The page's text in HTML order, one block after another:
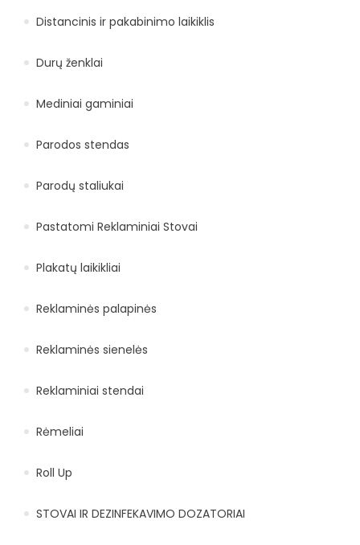
Distancinis ir pakabinimo laikiklis
Durų ženklai
Mediniai gaminiai
Parodos stendas
Parodų staliukai
Pastatomi Reklaminiai Stovai
Plakatų laikikliai
Reklaminės palapinės
Reklaminės sienelės
Reklaminiai stendai
Rėmeliai
Roll Up
STOVAI IR DEZINFEKAVIMO DOZATORIAI